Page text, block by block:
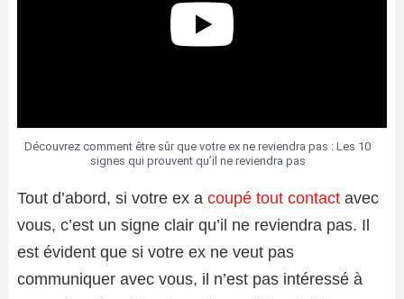
Découvrez comment être sûr que votre ex ne reviendra pas : Les 10
signes qui prouvent qu’il ne reviendra pas
Tout d’abord, si votre ex a coupé tout contact avec
vous, c’est un signe clair qu’il ne reviendra pas. Il
est évident que si votre ex ne veut pas
communiquer avec vous, il n’est pas intéressé à